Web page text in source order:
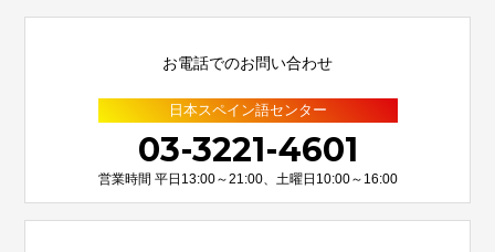
お電話でのお問い合わせ
日本スペイン語センター
03-3221-4601
営業時間 平日13:00～21:00、土曜日10:00～16:00